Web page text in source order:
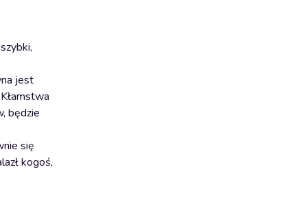
jest
będzie
się
kogoś,